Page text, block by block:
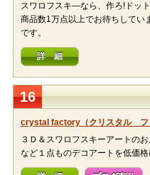
スワロフスキ―なら、作ろ!ドッ
商品数1万点以上でお待ちしてい
です。
詳 細
16
crystal factory（クリスタル フ
３Ｄ＆スワロフスキーアートの
など１点ものデコアートを低価格